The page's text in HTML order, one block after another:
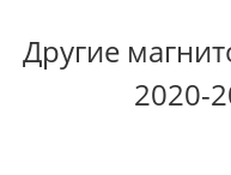
Другие
2020-